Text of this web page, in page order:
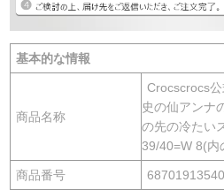
基本的な情報
商品名称
Crocscrocs
史の仙アンナ
の先の冷たい
39/40=W 8(内
商品番号 68701913540